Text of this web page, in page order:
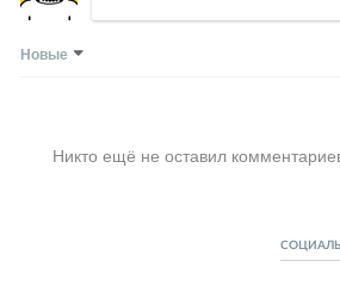
Новые
Никто ещё не оставил